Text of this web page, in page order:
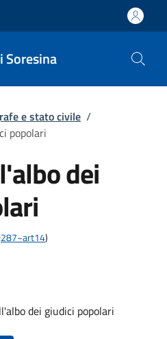
Soresina
e stato civile /
popolari
dei
)
dei giudici popolari